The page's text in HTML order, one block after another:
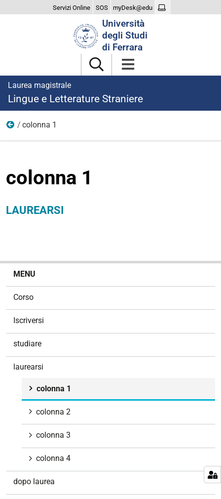
Servizi Online SOS myDesk@edu
Università
degli Studi
di Ferrara
Laurea magistrale
Lingue e Letterature Straniere
laurearsi
colonna 1
colonna 1
LAUREARSI
MENU
Corso
Iscriversi
studiare
laurearsi
colonna 1
colonna 2
colonna 3
colonna 4
dopo laurea